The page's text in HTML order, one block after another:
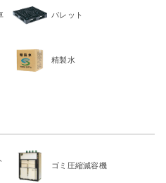
パレット
精製水
ゴミ圧縮減容機